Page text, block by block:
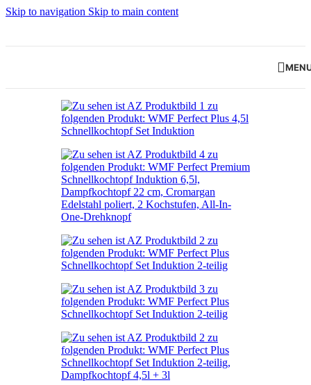
Skip to navigation Skip to main content